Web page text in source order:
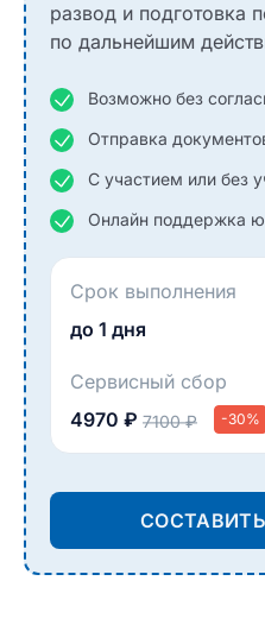
развод и подготовка
по дальнейшим
Возможно без
Отправка
С участием или без
Онлайн поддержка
Срок выполнения
до 1 дня
Сервисный сбор
4970 ₽ 7100 ₽ -30%